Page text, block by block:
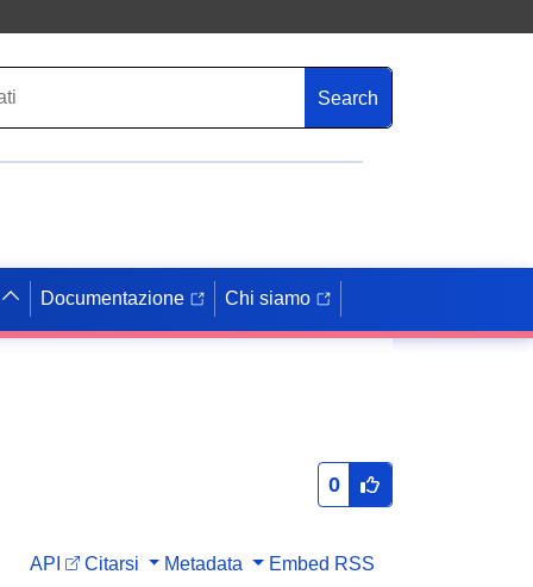
Search
Documentazione Chi siamo
0
API Citarsi Metadata Embed RSS